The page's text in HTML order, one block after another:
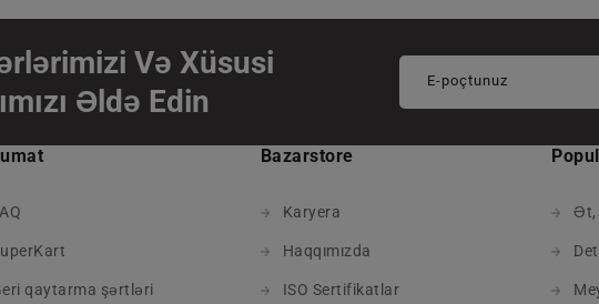
Və Xüsusi
Əldə Edin
E-poçtunuz
qaytarma şərtləri
Bazarstore
Karyera
Haqqımızda
ISO Sertifikatlar
Ət,